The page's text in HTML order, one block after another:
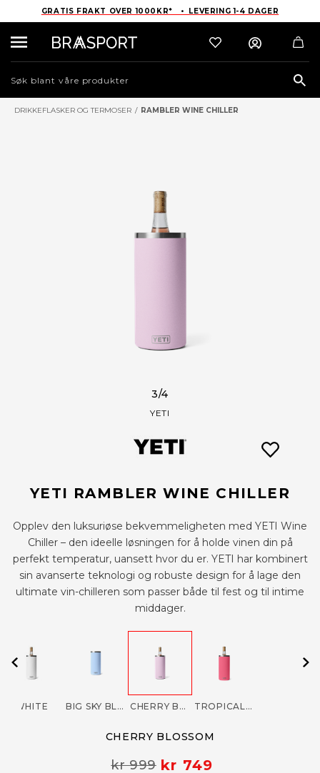
GRATIS FRAKT OVER 1000KR* • LEVERING 1-4 DAGER
DRIKKEFLASKER OG TERMOSER / RAMBLER WINE CHILLER
3/4
YETI
YETI RAMBLER WINE CHILLER
Opplev den luksuriøse bekvemmeligheten med YETI Wine
Chiller – den ideelle løsningen for å holde vinen din på
perfekt temperatur, uansett hvor du er. YETI har kombinert
sin avanserte teknologi og robuste design for å lage den
ultimate vin-chilleren som passer både til fest og til intime
middager.
WHITE BIG SKY BLUE CHERRY BLOSSOM TROPICAL PINK
CHERRY BLOSSOM
kr 999 kr 749